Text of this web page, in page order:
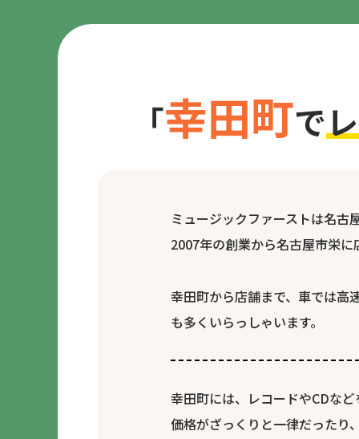
「幸田町で
ミュージックファーストは名古
2007年の創業から名古屋市栄
幸田町から店舗まで、車では高
も多くいらっしゃいます。
幸田町には、レコードやCDな
価格がざっくりと一律だったり